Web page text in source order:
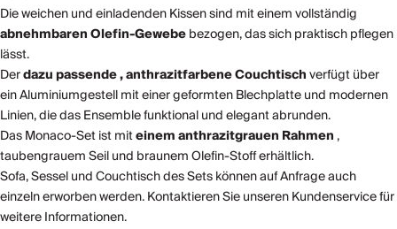
Die weichen und einladenden Kissen sind mit einem vollständig
abnehmbarenOlefin-Gewebebezogen, das sich praktisch pflegen
lässt.
Derdazu passende, anthrazitfarbeneCouchtischverfügt über
ein Aluminiumgestell mit einer geformten Blechplatte und modernen
Linien, die das Ensemble funktional und elegant abrunden.
Das Monaco-Set ist miteinem anthrazitgrauen Rahmen ,
taubengrauem Seil und braunem Olefin-Stoff erhältlich.
Sofa, Sessel und Couchtisch des Sets können auf Anfrage auch
einzeln erworben werden. Kontaktieren Sie unseren Kundenservice für
weitere Informationen.